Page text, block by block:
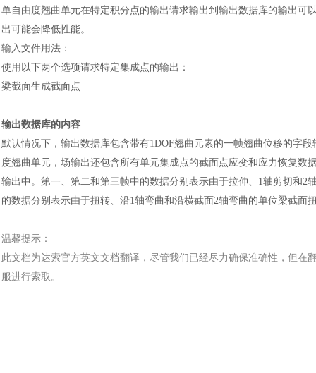
单自由度翘曲单元在特定积分点的输出请求输出到输出数据库的输出
出可能会降低性能。
输入文件用法 ：
使用以下两个选项请求特定集成点的输出 ：
梁截面生成截面点
输出数据库的内容
默认情况下，输出数据库包含带有1DOF翘曲元素的一帧翘曲位移的字
度翘曲单元，场输出还包含所有单元集成点的截面点应变和应力恢复
输出中。第一、第二和第三帧中的数据分别表示由于拉伸、1轴剪切和
的数据分别表示由于扭转、沿1轴弯曲和沿横截面2轴弯曲的单位梁截面
温馨提示：
此文档为达索官方英文文档翻译，尽管我们已经尽力确保准确性，但在
服进行索取。